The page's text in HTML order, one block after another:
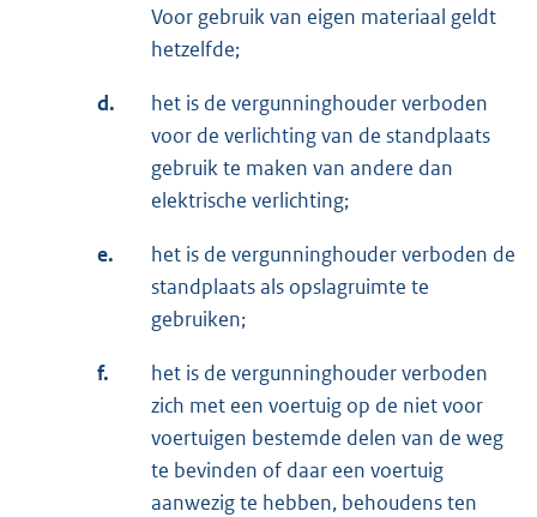
Voor gebruik van eigen materiaal geldt
hetzelfde;
d.
het is de vergunninghouder verboden
voor de verlichting van de standplaats
gebruik te maken van andere dan
elektrische verlichting;
e.
het is de vergunninghouder verboden de
standplaats als opslagruimte te
gebruiken;
f.
het is de vergunninghouder verboden
zich met een voertuig op de niet voor
voertuigen bestemde delen van de weg
te bevinden of daar een voertuig
aanwezig te hebben, behoudens ten